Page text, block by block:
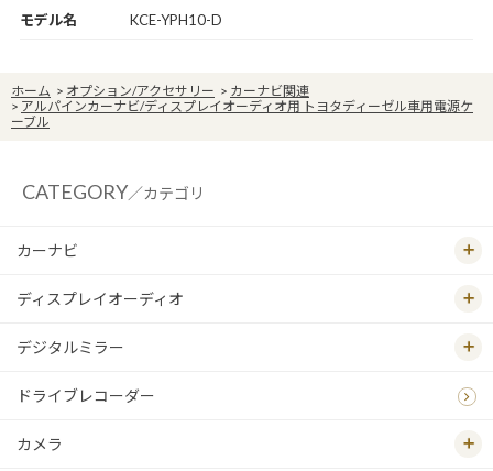
モデル名 KCE-YPH10-D
ホーム > オプション/アクセサリー > カーナビ関連
> アルパインカーナビ/ディスプレイオーディオ用 トヨタディーゼル車用電源ケ
ーブル
CATEGORY／カテゴリ
カーナビ
ディスプレイオーディオ
デジタルミラー
ドライブレコーダー
カメラ